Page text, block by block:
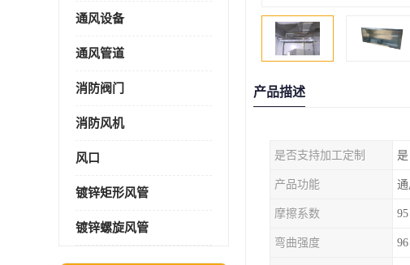
通风设备
通风管道
消防阀门
消防风机
风口
镀锌矩形风管
镀锌螺旋风管
产品描述
是否支持加工定制 是
产品功能
摩擦系数 95
弯曲强度 96